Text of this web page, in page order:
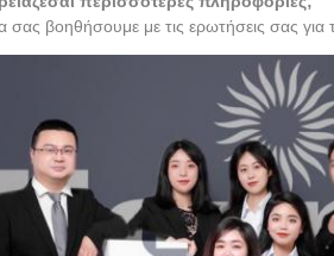
σας βοηθήσουμε με τις ερωτήσεις σας